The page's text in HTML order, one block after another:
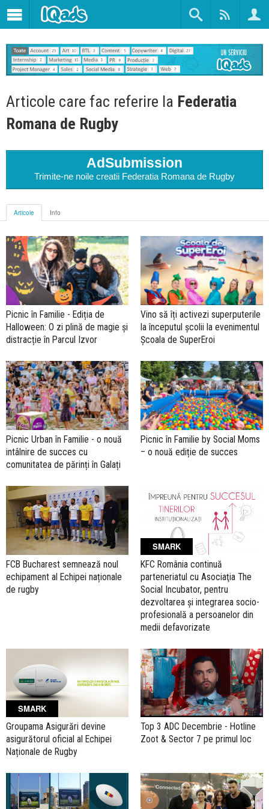
Articole care fac referire la Federatia
Romana de Rugby
AdSubmission
Trimite-ne noile creatii Federatia Romana de Rugby
Articole Info
Picnic în Familie - Ediția de
Halloween: O zi plină de magie și
distracție în Parcul Izvor
Vino să îți activezi superputerile
la începutul școlii la evenimentul
Școala de SuperEroi
Picnic Urban în Familie - o nouă
intâlnire de succes cu
comunitatea de părinți în Galați
Picnic în Familie by Social Moms
– o nouă ediție de succes
FCB Bucharest semnează noul
echipament al Echipei naționale
de rugby
SMARK
KFC România continuă
parteneriatul cu Asociaţia The
Social Incubator, pentru
dezvoltarea și integrarea socio-
profesională a persoanelor din
medii defavorizate
SMARK
Groupama Asigurări devine
asigurătorul oficial al Echipei
Naționale de Rugby
Top 3 ADC Decembrie - Hotline
Zoot & Sector 7 pe primul loc